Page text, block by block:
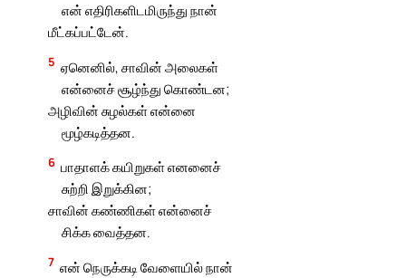
என் எதிரிகளிடமிருந்து நான்
மீட்கப்பட்டேன்.
5 ஏனெனில், சாவின் அலைகள்
என்னைச் சூழ்ந்து கொண்டன;
அழிவின் சுழல்கள் என்னை
மூழ்கடித்தன.
6 பாதாளக் கயிறுகள் எனனைச்
சுற்றி இறுக்கின;
சாவின் கண்ணிகள் என்னைச்
சிக்க வைத்தன.
7 என் நெருக்கடி வேளையில் நான்